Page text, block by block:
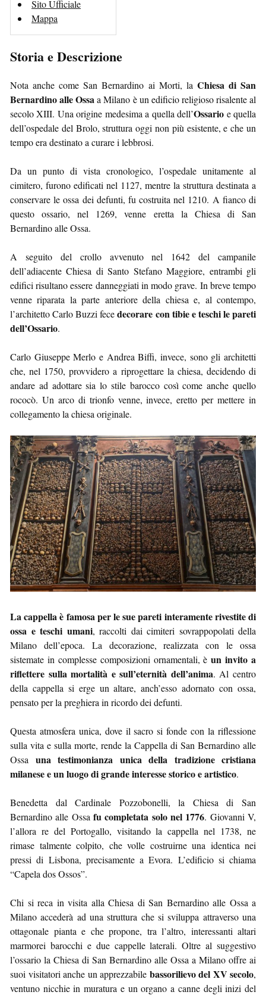
Sito Ufficiale
Mappa
Storia e Descrizione
Nota anche come San Bernardino ai Morti, la Chiesa di San
Bernardino alle Ossaa Milano è un edificio religioso risalente al
secolo XIII. Una origine medesima a quella dell’Ossario e quella
dell’ospedale del Brolo, struttura oggi non più esistente, e che un
tempo era destinato a curare i lebbrosi.
Da un punto di vista cronologico, l’ospedale unitamente al
cimitero, furono edificati nel 1127, mentre la struttura destinata a
conservare le ossa dei defunti, fu costruita nel 1210. A fianco di
questo ossario, nel 1269, venne eretta la Chiesa di San
Bernardino alle Ossa.
A seguito del crollo avvenuto nel 1642 del campanile
dell’adiacente Chiesa di Santo Stefano Maggiore, entrambi gli
edifici risultano essere danneggiati in modo grave. In breve tempo
venne riparata la parte anteriore della chiesa e, al contempo,
l’architetto Carlo Buzzi fecedecorare con tibie e teschi le pareti
dell’Ossario.
Carlo Giuseppe Merlo e Andrea Biffi, invece, sono gli architetti
che, nel 1750, provvidero a riprogettare la chiesa, decidendo di
andare ad adottare sia lo stile barocco così come anche quello
rococò. Un arco di trionfo venne, invece, eretto per mettere in
collegamento la chiesa originale.
La cappella è famosa per le sue pareti interamente rivestite di
ossa e teschi umani, raccolti dai cimiteri sovrappopolati della
Milano dell’epoca. La decorazione, realizzata con le ossa
sistemate in complesse composizioni ornamentali, èun invito a
riflettere sulla mortalità e sull’eternità dell’anima. Al centro
della cappella si erge un altare, anch’esso adornato con ossa,
pensato per la preghiera in ricordo dei defunti.
Questa atmosfera unica, dove il sacro si fonde con la riflessione
sulla vita e sulla morte, rende la Cappella di San Bernardino alle
Ossa una testimonianza unica della tradizione cristiana
milanese e un luogo di grande interesse storico e artistico.
Benedetta dal Cardinale Pozzobonelli, la Chiesa di San
Bernardino alle Ossa fu completata solo nel 1776. Giovanni V,
l’allora re del Portogallo, visitando la cappella nel 1738, ne
rimase talmente colpito, che volle costruirne una identica nei
pressi di Lisbona, precisamente a Evora. L’edificio si chiama
“Capela dos Ossos”.
Chi si reca in visita alla Chiesa di San Bernardino alle Ossa a
Milano accederà ad una struttura che si sviluppa attraverso una
ottagonale pianta e che propone, tra l’altro, interessanti altari
marmorei barocchi e due cappelle laterali. Oltre al suggestivo
l’ossario la Chiesa di San Bernardino alle Ossa a Milano offre ai
suoi visitatori anche un apprezzabile bassorilievo del XV secolo,
ventuno nicchie in muratura e un organo a canne degli inizi del